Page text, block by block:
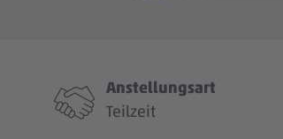
Anstellungsart
Teilzeit